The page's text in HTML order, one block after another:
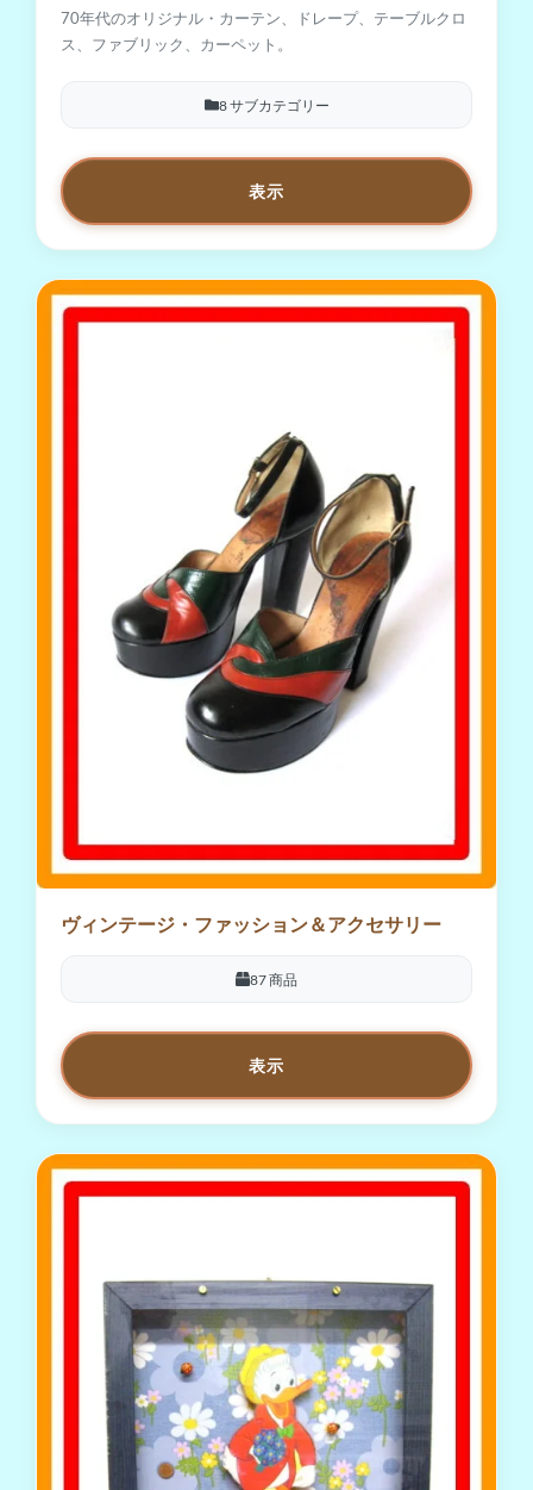
70年代のオリジナル・カーテン、ドレープ、テーブルクロ
ス、ファブリック、カーペット。
8 サブカテゴリー
表示
ヴィンテージ・ファッション＆アクセサリー
87 商品
表示